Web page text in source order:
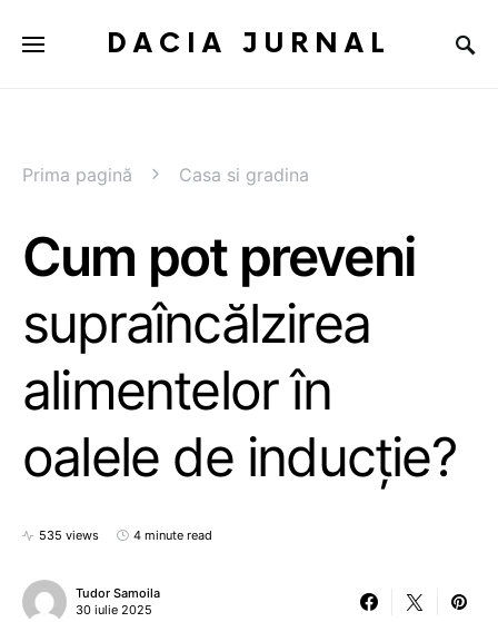
DACIA JURNAL
Prima pagină Casa si gradina
Cum pot preveni
supraîncălzirea
alimentelor în
oalele de inducție?
535 views 4 minute read
Tudor Samoila
30 iulie 2025